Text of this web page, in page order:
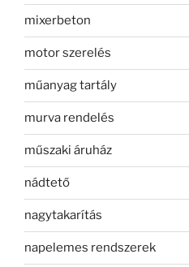
mixerbeton
motor szerelés
műanyag tartály
murva rendelés
műszaki áruház
nádtető
nagytakarítás
napelemes rendszerek